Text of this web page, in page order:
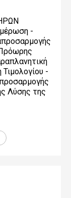
-
-
Λύσης της